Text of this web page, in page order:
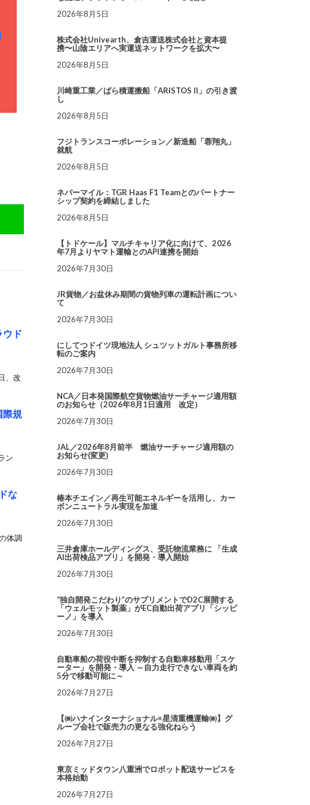
ウド
、改
際規
ン
な
体調
2026年8月5日
株式会社Univearth、倉吉運送株式会社と資本提
携〜山陰エリアへ実運送ネットワークを拡大〜
2026年8月5日
川崎重工業／ばら積運搬船「ARISTOS II」の引き渡
し
2026年8月5日
フジトランスコーポレーション／新造船「蓉翔丸」
就航
2026年8月5日
ネバーマイル：TGR Haas F1 Teamとのパートナー
シップ契約を締結しました
2026年8月5日
【トドケール】マルチキャリア化に向けて、2026
年7月よりヤマト運輸とのAPI連携を開始
2026年7月30日
JR貨物／お盆休み期間の貨物列車の運転計画につい
て
2026年7月30日
にしてつドイツ現地法人 シュツットガルト事務所移
転のご案内
2026年7月30日
NCA／日本発国際航空貨物燃油サーチャージ適用額
のお知らせ（2026年8月1日適用 改定）
2026年7月30日
JAL／2026年8月前半 燃油サーチャージ適用額の
お知らせ(変更)
2026年7月30日
椿本チエイン／再生可能エネルギーを活用し、カー
ボンニュートラル実現を加速
2026年7月30日
三井倉庫ホールディングス、受託物流業務に 「生成
AI出荷検品アプリ」を開発・導入開始
2026年7月30日
“独自開発こだわり”のサプリメントでD2C展開する
「ウェルモット製薬」がEC自動出荷アプリ「シッピ
ーノ」を導入
2026年7月30日
自動車船の荷役中断を抑制する自動車移動用「スケ
ーター」を開発・導入 ～自力走行できない車両を約
5分で移動可能に～
2026年7月27日
【㈱ハナインターナショナル×星清重機運輸㈱】グ
ループ会社で販売力の更なる強化ねらう
2026年7月27日
東京ミッドタウン八重洲でロボット配送サービスを
本格始動
2026年7月27日